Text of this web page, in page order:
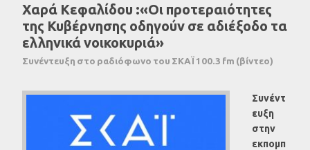
Χαρά Κεφαλίδου :«Οι προτεραιότητες
της Κυβέρνησης οδηγούν σε αδιέξοδο τα
ελληνικά νοικοκυριά»
Συνέντευξη στο ραδιόφωνο του ΣΚΑΪ 100.3 fm (βίντεο)
Συνέντ
ευξη
στην
εκπομπ